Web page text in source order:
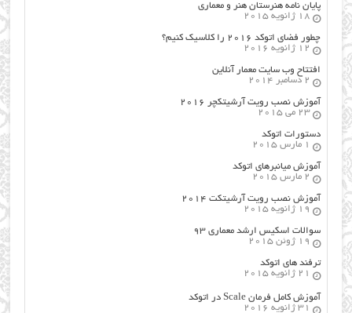
پایان نامه هنرستان هنر و معماري
18 ژانویه 2015
چطور فضای اتوکد ۲۰۱۶ را کلاسیک کنیم؟
12 ژانویه 2016
افتتاح وب سایت معمار آنلاین
2 دسامبر 2014
آموزش نصب رویت آرشیتکچر ۲۰۱۶
23 می 2015
دستورات اتوکد
1 مارس 2015
آموزش میانبرهای اتوکد
2 مارس 2015
آموزش نصب رویت آرشیتکت ۲۰۱۴
19 ژانویه 2015
سوالات اسکیس ارشد معماری ۹۳
19 ژوئن 2015
ترفند های اتوکد
21 ژانویه 2015
آموزش کامل فرمان Scale در اتوکد
31 ژانویه 2016